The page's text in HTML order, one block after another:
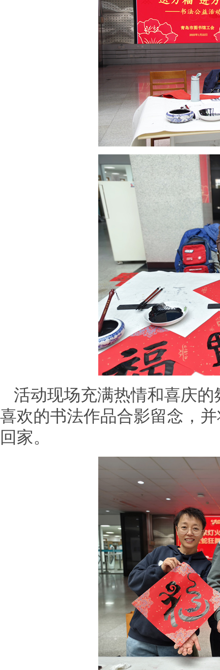
活动现场充满热情和喜庆
喜欢的书法作品合影留念，
回家。